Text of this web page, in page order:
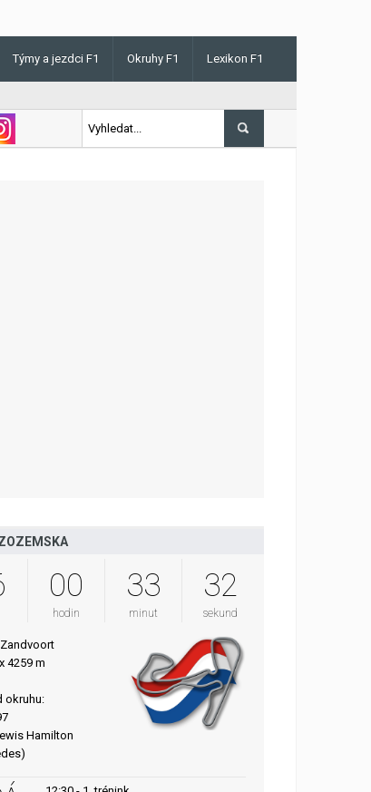
Týmy a jezdci F1 Okruhy F1 Lexikon F1
letos poprvé vyhrál kvalifikaci
00
hodin
33
minut
31
sekund
4259 m
okruhu:
Hamilton